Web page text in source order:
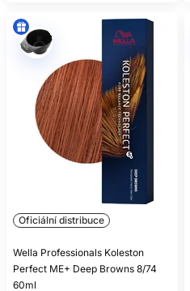
Oficiální distribuce
Wella Professionals Koleston
Perfect ME+ Deep Browns 8/74
60ml